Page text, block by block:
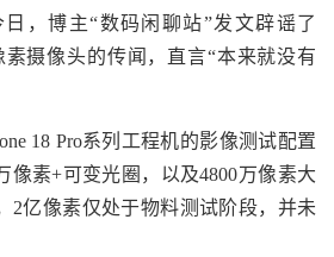
博主“数码闲聊站”发文辟谣了
素摄像头的传闻，直言“本来就没有
18 Pro系列工程机的影像测试配置
像素+可变光圈，以及4800万像素大
2亿像素仅处于物料测试阶段，并未